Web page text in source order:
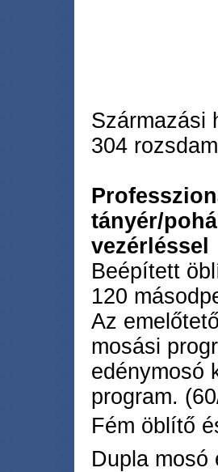
Származási
304
tányér/
vezérléssel
Beépített
120
Az
mosási
edénymosó
program.
Fém öblítő
Dupla mosó